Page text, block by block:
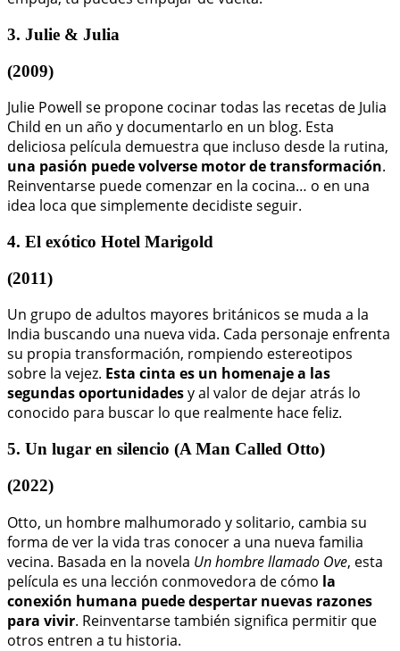
3. Julie & Julia
(2009)
Julie Powell se propone cocinar todas las recetas de Julia
Child en un año y documentarlo en un blog. Esta
deliciosa película demuestra que incluso desde la rutina,
una pasión puede volverse motor de transformación.
Reinventarse puede comenzar en la cocina… o en una
idea loca que simplemente decidiste seguir.
4. El exótico Hotel Marigold
(2011)
Un grupo de adultos mayores británicos se muda a la
India buscando una nueva vida. Cada personaje enfrenta
su propia transformación, rompiendo estereotipos
sobre la vejez. Esta cinta es un homenaje a las
segundas oportunidadesy al valor de dejar atrás lo
conocido para buscar lo que realmente hace feliz.
5. Un lugar en silencio (A Man Called Otto)
(2022)
Otto, un hombre malhumorado y solitario, cambia su
forma de ver la vida tras conocer a una nueva familia
vecina. Basada en la novela Un hombre llamado Ove, esta
película es una lección conmovedora de cómo la
conexión humana puede despertar nuevas razones
para vivir. Reinventarse también significa permitir que
otros entren a tu historia.